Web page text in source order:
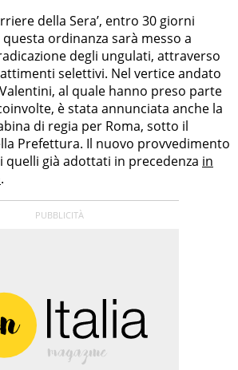
della Sera’, entro 30 giorni
questa ordinanza sarà messo a
degli ungulati, attraverso
selettivi. Nel vertice andato
al quale hanno preso parte
è stata annunciata anche la
di regia per Roma, sotto il
Prefettura. Il nuovo provvedimento
quelli già adottati in precedenza in
.